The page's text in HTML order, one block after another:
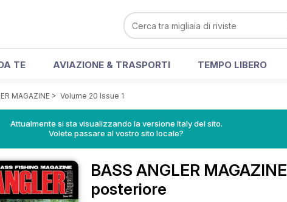
TE AVIAZIONE & TRASPORTI TEMPO LIBERO
MAGAZINE > Volume 20 Issue 1
Attualmente si sta visualizzando la versione Italy del sito.
Volete passare al vostro sito locale?
BASS ANGLER MAGAZINE
posteriore